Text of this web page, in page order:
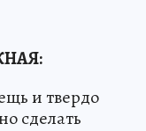
и твердо
сделать